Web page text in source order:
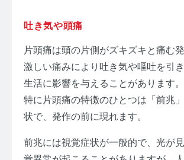
吐き気や頭痛
片頭痛は頭の片側がズキズキと痛む
激しい痛みにより吐き気や嘔吐を引
生活に影響を与えることがあります。
特に片頭痛の特徴のひとつは「前兆
状で、発作の前に現れます。
前兆には視覚症状が一般的で、光が